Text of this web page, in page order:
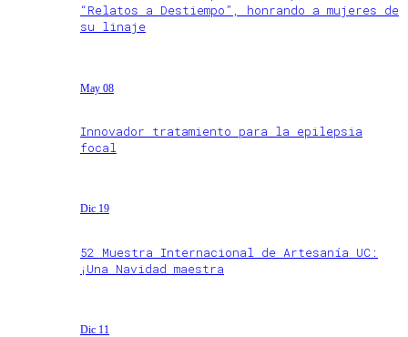
“Relatos a Destiempo”, honrando a mujeres de
su linaje
May 08
Innovador tratamiento para la epilepsia
focal
Dic 19
52 Muestra Internacional de Artesanía UC:
¡Una Navidad maestra
Dic 11